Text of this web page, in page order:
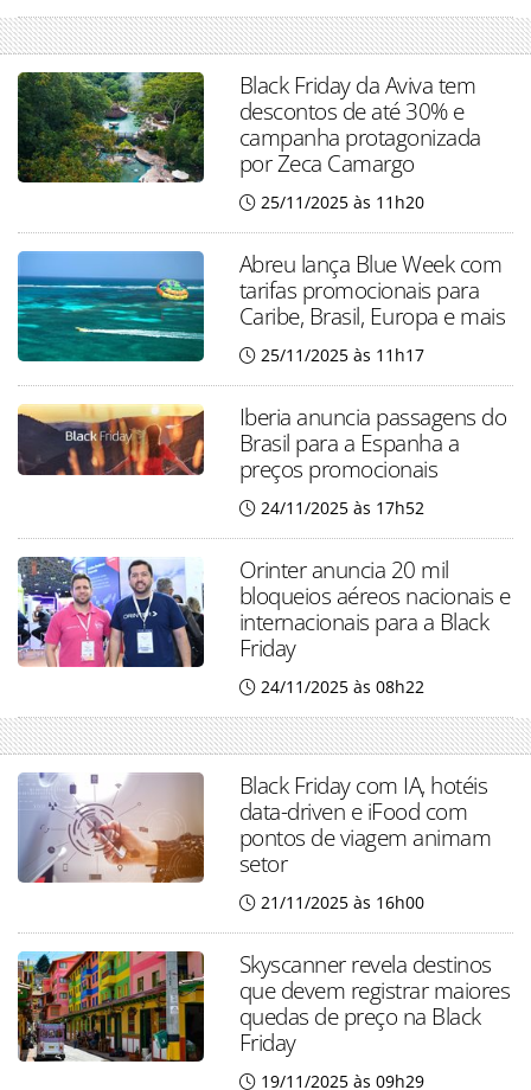
Black Friday da Aviva tem
descontos de até 30% e
campanha protagonizada
por Zeca Camargo
25/11/2025 às 11h20
Abreu lança Blue Week com
tarifas promocionais para
Caribe, Brasil, Europa e mais
25/11/2025 às 11h17
Iberia anuncia passagens do
Brasil para a Espanha a
preços promocionais
24/11/2025 às 17h52
Orinter anuncia 20 mil
bloqueios aéreos nacionais e
internacionais para a Black
Friday
24/11/2025 às 08h22
Black Friday com IA, hotéis
data-driven e iFood com
pontos de viagem animam
setor
21/11/2025 às 16h00
Skyscanner revela destinos
que devem registrar maiores
quedas de preço na Black
Friday
19/11/2025 às 09h29